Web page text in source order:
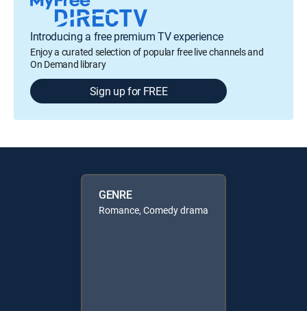
Introducing a free premium TV experience
Enjoy a curated selection of popular free live channels and
On Demand library
Sign up for FREE
GENRE
Romance, Comedy drama